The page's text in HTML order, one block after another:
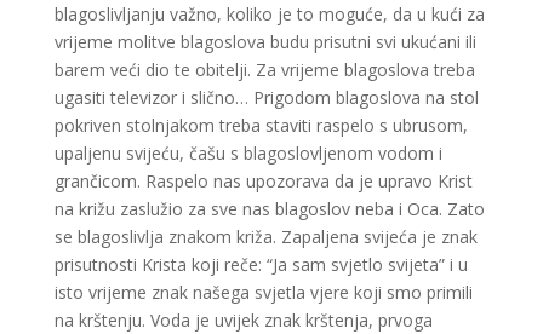
blagoslivljanju važno, koliko je to moguće, da u kući za
vrijeme molitve blagoslova budu prisutni svi ukućani ili
barem veći dio te obitelji. Za vrijeme blagoslova treba
ugasiti televizor i slično… Prigodom blagoslova na stol
pokriven stolnjakom treba staviti raspelo s ubrusom,
upaljenu svijeću, čašu s blagoslovljenom vodom i
grančicom. Raspelo nas upozorava da je upravo Krist
na križu zaslužio za sve nas blagoslov neba i Oca. Zato
se blagoslivlja znakom križa. Zapaljena svijeća je znak
prisutnosti Krista koji reče: “Ja sam svjetlo svijeta” i u
isto vrijeme znak našega svjetla vjere koji smo primili
na krštenju. Voda je uvijek znak krštenja, prvoga